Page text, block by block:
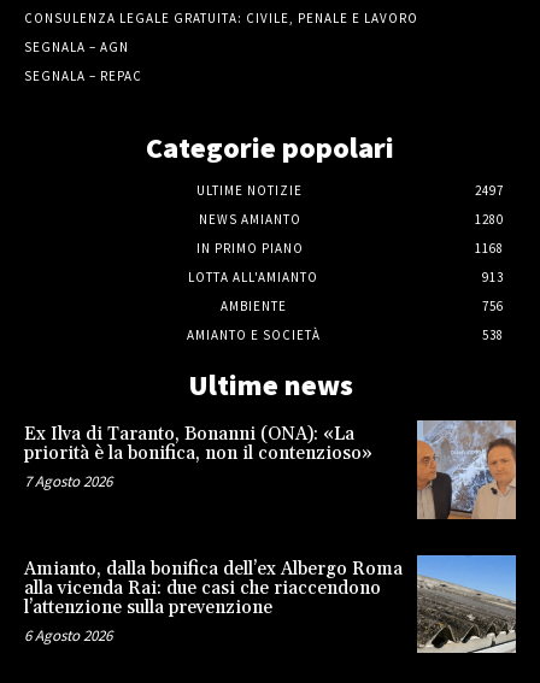
CONSULENZA LEGALE GRATUITA: CIVILE, PENALE E LAVORO
SEGNALA – AGN
SEGNALA – REPAC
Categorie popolari
ULTIME NOTIZIE
2497
NEWS AMIANTO
1280
IN PRIMO PIANO
1168
LOTTA ALL'AMIANTO
913
AMBIENTE
756
AMIANTO E SOCIETÀ
538
Ultime news
Ex Ilva di Taranto, Bonanni (ONA): «La
priorità è la bonifica, non il contenzioso»
7 Agosto 2026
Amianto, dalla bonifica dell’ex Albergo Roma
alla vicenda Rai: due casi che riaccendono
l’attenzione sulla prevenzione
6 Agosto 2026